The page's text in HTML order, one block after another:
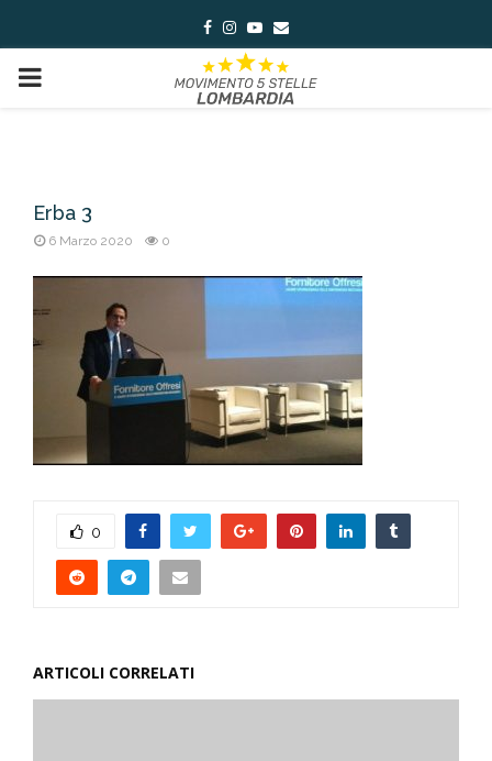
Facebook
Instagram
Youtube
Email
PRIMARY
Erba 3
6 Marzo 2020 0
0
ARTICOLI CORRELATI